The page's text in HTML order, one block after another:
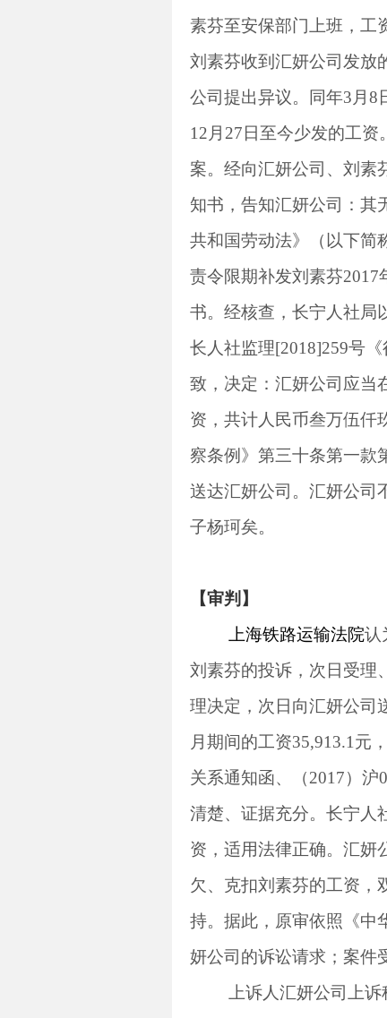
素芬至安保部门上班，工
刘素芬收到汇妍公司发放
公司提出异议。同年3 月 8
12 月 27 日至今少发的工
案。经向汇妍公司、刘素
知书，告知汇妍公司：其
共和国劳动法》（以下简
责令限期补发刘素芬2017
书。经核查，长宁人社局
长人社监理[2018]259号《
致，决定：汇妍公司应当
资，共计人民币叁万伍仟
察条例》第三十条第一款
送达汇妍公司。汇妍公司
子杨珂矣。
【审判】
上海铁路运输法院认
刘素芬的投诉，次日受理
理决定，次日向汇妍公司
月期间的工资35,913.1 元
关系通知函、（2017）沪
清楚、证据充分。长宁人
资，适用法律正确。汇妍
欠、克扣刘素芬的工资，
持。据此，原审依照《中
妍公司的诉讼请求；案件
上诉人汇妍公司上